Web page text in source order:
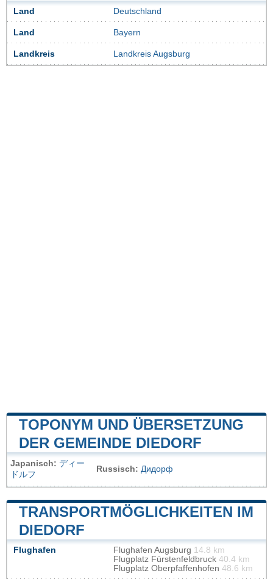
Land Deutschland
Land Bayern
Landkreis Landkreis Augsburg
TOPONYM UND ÜBERSETZUNG
DER GEMEINDE DIEDORF
Japanisch: ディー
ドルフ
Russisch: Дидорф
TRANSPORTMÖGLICHKEITEN IM
DIEDORF
Flughafen Flughafen Augsburg 14.8 km
Flugplatz Fürstenfeldbruck 40.4 km
Flugplatz Oberpfaffenhofen 48.6 km